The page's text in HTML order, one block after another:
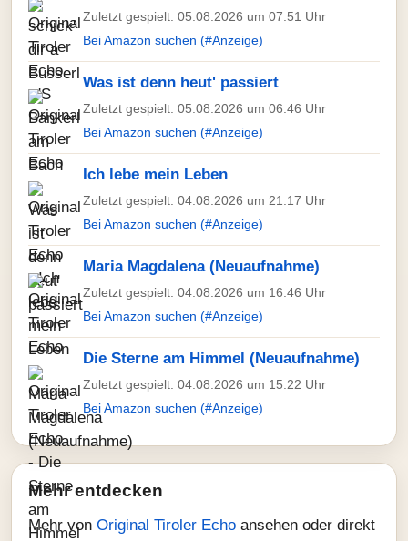
Zuletzt gespielt: 05.08.2026 um 07:51 Uhr
Bei Amazon suchen (#Anzeige)
Was ist denn heut' passiert
Zuletzt gespielt: 05.08.2026 um 06:46 Uhr
Bei Amazon suchen (#Anzeige)
Ich lebe mein Leben
Zuletzt gespielt: 04.08.2026 um 21:17 Uhr
Bei Amazon suchen (#Anzeige)
Maria Magdalena (Neuaufnahme)
Zuletzt gespielt: 04.08.2026 um 16:46 Uhr
Bei Amazon suchen (#Anzeige)
Die Sterne am Himmel (Neuaufnahme)
Zuletzt gespielt: 04.08.2026 um 15:22 Uhr
Bei Amazon suchen (#Anzeige)
Mehr entdecken
Mehr von Original Tiroler Echo ansehen oder direkt